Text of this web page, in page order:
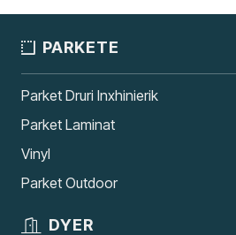
PARKETE
Parket Druri Inxhinierik
Parket Laminat
Vinyl
Parket Outdoor
DYER